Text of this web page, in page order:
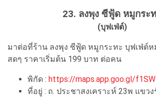
23. ลงพุง ซีฟู้ด หมูกระ
(บุฟเฟ่ต์)
มาต่อที่ร้าน ลงพุง ซีฟู้ด หมูกระทะ บุฟเฟ่ต์
สดๆ ราคาเริ่มต้น 199 บาท ต่อคน
พิกัด : https://maps.app.goo.gl/
ที่อยู่ : ถ. ประชาสงเคราะห์ 23พ แขว